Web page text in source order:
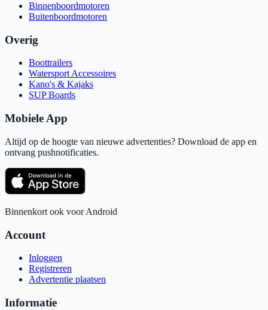
Binnenboordmotoren
Buitenboordmotoren
Overig
Boottrailers
Watersport Accessoires
Kano's & Kajaks
SUP Boards
Mobiele App
Altijd op de hoogte van nieuwe advertenties? Download de app en
ontvang pushnotificaties.
Binnenkort ook voor Android
Account
Inloggen
Registreren
Advertentie plaatsen
Informatie